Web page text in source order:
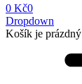
0 Kč0
Dropdown
Košík je prázdný